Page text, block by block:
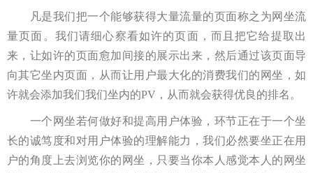
凡是我们把一个能够获得大量流量的页面称之为网坐流
量页面。我们请细心察看如许的页面，而且把它给提取出
来，让如许的页面愈加间接的展示出来，然后通过该页面导
向其它坐内页面，从而让用户最大化的消费我们的网坐，如
许就会添加我们我们坐内的PV，从而就会获得优良的排名。
一个网坐若何做好和提高用户体验，环节正在于一个坐
长的诚笃度和对用户体验的理解能力，我们必然要坐正在用
户的角度上去浏览你的网坐，只要当你本人感觉本人的网坐